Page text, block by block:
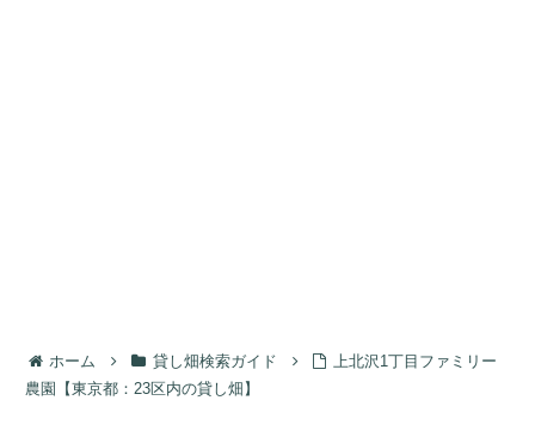
ホーム 貸し畑検索ガイド
上北沢1丁目ファミリー
農園【東京都：23区内の貸し畑】